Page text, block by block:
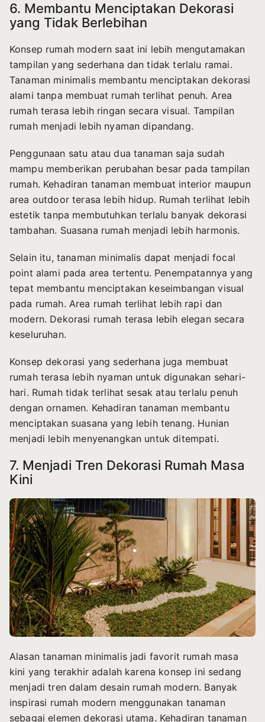
6. Membantu Menciptakan Dekorasi
yang Tidak Berlebihan
Konsep rumah modern saat ini lebih mengutamakan
tampilan yang sederhana dan tidak terlalu ramai.
Tanaman minimalis membantu menciptakan dekorasi
alami tanpa membuat rumah terlihat penuh. Area
rumah terasa lebih ringan secara visual. Tampilan
rumah menjadi lebih nyaman dipandang.
Penggunaan satu atau dua tanaman saja sudah
mampu memberikan perubahan besar pada tampilan
rumah. Kehadiran tanaman membuat interior maupun
area outdoor terasa lebih hidup. Rumah terlihat lebih
estetik tanpa membutuhkan terlalu banyak dekorasi
tambahan. Suasana rumah menjadi lebih harmonis.
Selain itu, tanaman minimalis dapat menjadi focal
point alami pada area tertentu. Penempatannya yang
tepat membantu menciptakan keseimbangan visual
pada rumah. Area rumah terlihat lebih rapi dan
modern. Dekorasi rumah terasa lebih elegan secara
keseluruhan.
Konsep dekorasi yang sederhana juga membuat
rumah terasa lebih nyaman untuk digunakan sehari-
hari. Rumah tidak terlihat sesak atau terlalu penuh
dengan ornamen. Kehadiran tanaman membantu
menciptakan suasana yang lebih tenang. Hunian
menjadi lebih menyenangkan untuk ditempati.
7. Menjadi Tren Dekorasi Rumah Masa
Kini
Alasan tanaman minimalis jadi favorit rumah masa
kini yang terakhir adalah karena konsep ini sedang
menjadi tren dalam desain rumah modern. Banyak
inspirasi rumah modern menggunakan tanaman
sebagai elemen dekorasi utama. Kehadiran tanaman